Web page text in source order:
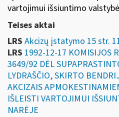
vartojimui išsiuntimo
Teises aktai
LRS Akcizų įstatymo 15 str.
LRS 1992-12-17 KOMISIJOS
3649/92 DĖL
LYDRAŠČIO, SKIRTO
AKCIZAIS
IŠLEISTI VARTOJIMUI
NARĖJE